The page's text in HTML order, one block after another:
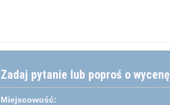
Zadaj pytanie lub poproś o wycenę
Miejscowość: